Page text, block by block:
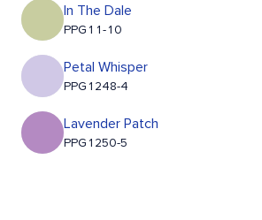
In The Dale
PPG11-10
Petal Whisper
PPG1248-4
Lavender Patch
PPG1250-5